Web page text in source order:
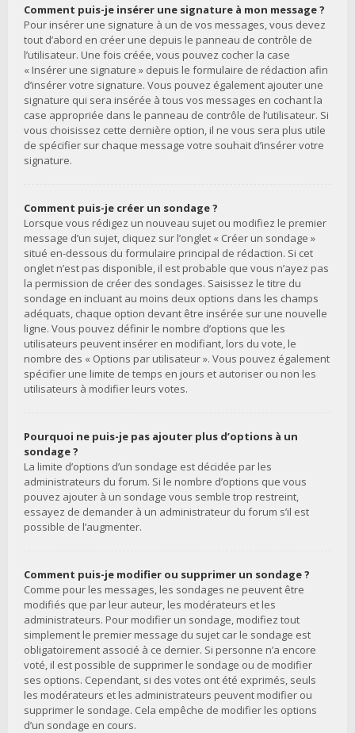
Comment puis-je insérer une signature à mon message ?
Pour insérer une signature à un de vos messages, vous devez
tout d’abord en créer une depuis le panneau de contrôle de
l’utilisateur. Une fois créée, vous pouvez cocher la case
« Insérer une signature » depuis le formulaire de rédaction afin
d’insérer votre signature. Vous pouvez également ajouter une
signature qui sera insérée à tous vos messages en cochant la
case appropriée dans le panneau de contrôle de l’utilisateur. Si
vous choisissez cette dernière option, il ne vous sera plus utile
de spécifier sur chaque message votre souhait d’insérer votre
signature.
Comment puis-je créer un sondage ?
Lorsque vous rédigez un nouveau sujet ou modifiez le premier
message d’un sujet, cliquez sur l’onglet « Créer un sondage »
situé en-dessous du formulaire principal de rédaction. Si cet
onglet n’est pas disponible, il est probable que vous n’ayez pas
la permission de créer des sondages. Saisissez le titre du
sondage en incluant au moins deux options dans les champs
adéquats, chaque option devant être insérée sur une nouvelle
ligne. Vous pouvez définir le nombre d’options que les
utilisateurs peuvent insérer en modifiant, lors du vote, le
nombre des « Options par utilisateur ». Vous pouvez également
spécifier une limite de temps en jours et autoriser ou non les
utilisateurs à modifier leurs votes.
Pourquoi ne puis-je pas ajouter plus d’options à un
sondage ?
La limite d’options d’un sondage est décidée par les
administrateurs du forum. Si le nombre d’options que vous
pouvez ajouter à un sondage vous semble trop restreint,
essayez de demander à un administrateur du forum s’il est
possible de l’augmenter.
Comment puis-je modifier ou supprimer un sondage ?
Comme pour les messages, les sondages ne peuvent être
modifiés que par leur auteur, les modérateurs et les
administrateurs. Pour modifier un sondage, modifiez tout
simplement le premier message du sujet car le sondage est
obligatoirement associé à ce dernier. Si personne n’a encore
voté, il est possible de supprimer le sondage ou de modifier
ses options. Cependant, si des votes ont été exprimés, seuls
les modérateurs et les administrateurs peuvent modifier ou
supprimer le sondage. Cela empêche de modifier les options
d’un sondage en cours.